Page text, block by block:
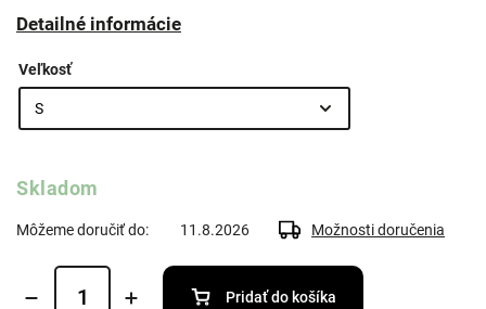
Detailné informácie
Veľkosť
Skladom
Môžeme doručiť do: 11.8.2026 Možnosti doručenia
Pridať do košíka